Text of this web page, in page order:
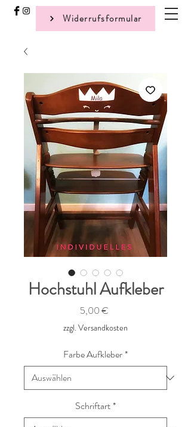
Widerrufsformular
Hochstuhl Aufkleber
5,00 €Preis
zzgl. Versandkosten
Farbe Aufkleber*
Schriftart*